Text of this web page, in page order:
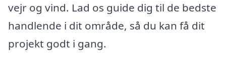
vejr og vind. Lad os guide dig til de bedste
handlende i dit område, så du kan få dit
projekt godt i gang.